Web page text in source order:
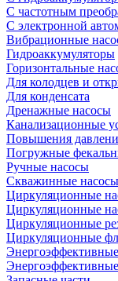
С частотным
С электронной
Вибрационные
Гидроаккумуляторы
Горизонтальные
Для колодцев и
Для конденсата
Дренажные насосы
Канализационные
Повышения
Погружные
Ручные насосы
Скважинные насосы
Циркуляционные
Циркуляционные
Циркуляционные
Циркуляционные